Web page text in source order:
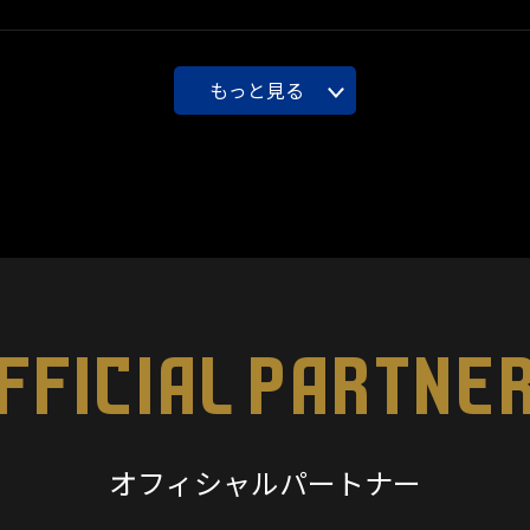
もっと見る
オフィシャルパートナー